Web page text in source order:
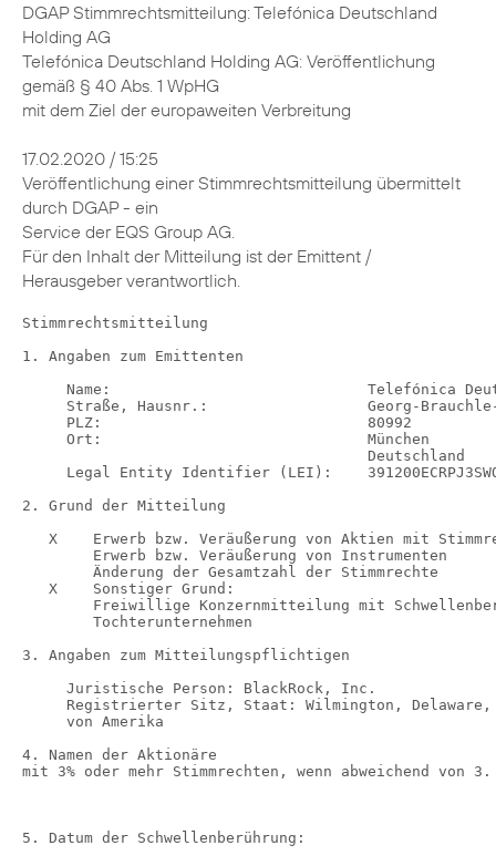
DGAP Stimmrechtsmitteilung: Telefónica Deutschland
Holding AG
Telefónica Deutschland Holding AG: Veröffentlichung
gemäß § 40 Abs. 1 WpHG
mit dem Ziel der europaweiten Verbreitung
17.02.2020 / 15:25
Veröffentlichung einer Stimmrechtsmitteilung übermittelt
durch DGAP - ein
Service der EQS Group AG.
Für den Inhalt der Mitteilung ist der Emittent /
Herausgeber verantwortlich.
Stimmrechtsmitteilung

1. Angaben zum Emittenten

     Name:                             Telefónica Deutschland Holding AG
     Straße, Hausnr.:                  Georg-Brauchle-Ring 50
     PLZ:                              80992
     Ort:                              München
                                       Deutschland
     Legal Entity Identifier (LEI):    391200ECRPJ3SWQJUM30

2. Grund der Mitteilung

   X    Erwerb bzw. Veräußerung von Aktien mit Stimmrechten
        Erwerb bzw. Veräußerung von Instrumenten
        Änderung der Gesamtzahl der Stimmrechte
   X    Sonstiger Grund:
        Freiwillige Konzernmitteilung mit Schwellenberührung nur auf Ebene
        Tochterunternehmen

3. Angaben zum Mitteilungspflichtigen

     Juristische Person: BlackRock, Inc.
     Registrierter Sitz, Staat: Wilmington, Delaware, Vereinigte Staaten
     von Amerika

4. Namen der Aktionäre
mit 3% oder mehr Stimmrechten, wenn abweichend von 3.



5. Datum der Schwellenberührung:

     11.02.2020

6. Gesamtstimmrechtsanteile

                 Anteil          Anteil  Summe Anteile    Gesamtzahl der
            Stimmrechte     Instrumente  (Summe 7.a. +  Stimmrechte nach
           (Summe 7.a.)  (Summe 7.b.1.+          7.b.)         § 41 WpHG
                                7.b.2.)
  neu            3,06 %          0,21 %         3,27 %        2974554993
  letzte         3,05 %          0,21 %         3,26 %                 /
  Mittei-
  lung

7. Einzelheiten zu den Stimmrechtsbeständen
a. Stimmrechte (§§ 33, 34 WpHG)

    ISIN            absolut                   in %
                       direkt  zugerechnet       direkt  zugerechnet
                  (§ 33 WpHG)  (§ 34 WpHG)  (§ 33 WpHG)  (§ 34 WpHG)
    DE000A1J5RX9            0     91162778          0 %       3,06 %
    Summe          91162778                  3,06 %

b.1. Instrumente i.S.d. § 38 Abs. 1 Nr. 1 WpHG

    Art des Instruments  Fälligkeit  Ausübungszeit-  Stimmrech-  Stimm-
                         / Verfall   raum /                  te  rechte
                                     Laufzeit           absolut    in %
    Rückübertragungsan-  N/A         N/A                 914717  0,03 %
    spruch aus
    Wertpapierleihe
                                     Summe               914717  0,03 %

b.2. Instrumente i.S.d. § 38 Abs. 1 Nr. 2 WpHG

    Art des     Fällig-  Ausübungs-  Barausgleich     Stimm-  Stimm-
    Instru-     keit /   zeitraum /  oder physische   rechte  rechte
    ments       Verfall  Laufzeit    Abwicklung      absolut    in %
    Contract    N/A      N/A         Bar             5266299  0,18 %
    for
    Difference
                                     Summe           5266299  0,18 %

8. Informationen in Bezug auf den Mitteilungspflichtigen

        Mitteilungspflichtiger (3.) wird weder beherrscht noch beherrscht
        Mitteilungspflichtiger andere Unternehmen, die Stimmrechte des
        Emittenten (1.) halten oder denen Stimmrechte des Emittenten
        zugerechnet werden.
   X    Vollständige Kette der Tochterunternehmen, beginnend mit der
        obersten beherrschenden Person oder dem obersten beherrschenden
        Unternehmen:

  Unternehmen                     Stimmrechte    Instrumente  Summe in %,
                                in %, wenn 3%  in %, wenn 5%      wenn 5%
                                   oder höher     oder höher   oder höher
  BlackRock, Inc.                           %              %            %
  Trident Merger LLC                        %              %            %
  BlackRock Investment                      %              %            %
  Management, LLC
  -                                         %              %            %
  BlackRock, Inc.                           %              %            %
  BlackRock Holdco 2, Inc.                  %              %            %
  BlackRock Financial                       %              %            %
  Management, Inc.
  -                                         %              %            %
  BlackRock, Inc.                           %              %            %
  BlackRock Holdco 2, Inc.                  %              %            %
  BlackRock Financial                       %              %            %
  Management, Inc.
  BlackRock Capital Holdings,               %              %            %
  Inc.
  BlackRock Advisors, LLC                   %              %            %
  -                                         %              %            %
  BlackRock, Inc.                           %              %            %
  BlackRock Holdco 2, Inc.                  %              %            %
  BlackRock Financial                       %              %            %
  Management, Inc.
  BlackRock International                   %              %            %
  Holdings, Inc.
  BR Jersey International                   %              %            %
  Holdings L.P.
  BlackRock (Singapore) Holdco              %              %            %
  Pte. Ltd.
  BlackRock (Singapore)                     %              %            %
  Limited
  -                                         %              %            %
  BlackRock, Inc.                           %              %            %
  BlackRock Holdco 2, Inc.                  %              %            %
  BlackRock Financial                       %              %            %
  Management, Inc.
  BlackRock Holdco 4, LLC                   %              %            %
  BlackRock Holdco 6, LLC                   %              %            %
  BlackRock Delaware Holdings               %              %            %
  Inc.
  BlackRock Fund Advisors                   %              %            %
  -                                         %              %            %
  BlackRock, Inc.                           %              %            %
  BlackRock Holdco 2, Inc.                  %              %            %
  BlackRock Financial                       %              %            %
  Management, Inc.
  BlackRock Holdco 4, LLC                   %              %            %
  BlackRock Holdco 6, LLC                   %              %            %
  BlackRock Delaware Holdings               %              %            %
  Inc.
  BlackRock Institutional                   %              %            %
  Trust Company, National
  Association
  -                                         %              %            %
  BlackRock, Inc.                           %              %            %
  BlackRock Holdco 2, Inc.                  %              %            %
  BlackRock Financial                       %              %            %
  Management, Inc.
  BlackRock International                   %              %            %
  Holdings, Inc.
  BR Jersey International                   %              %            %
  Holdings L.P.
  BlackRock Australia Holdco                %              %            %
  Pty. Ltd.
  BlackRock Investment                      %              %            %
  Management (Australia)
  Limited
  -                                         %              %            %
  BlackRock, Inc.                           %              %            %
  BlackRock Holdco 2, Inc.                  %              %            %
  BlackRock Financial                       %              %            %
  Management, Inc.
  BlackRock International                   %              %            %
  Holdings, Inc.
  BR Jersey International                   %              %            %
  Holdings L.P.
  BlackRock (Singapore) Holdco              %              %            %
  Pte. Ltd.
  BlackRock HK Holdco Limited               %              %            %
  BlackRock Asset Management                %              %            %
  North Asia Limited
  -                                         %              %            %
  BlackRock, Inc.                           %              %            %
  BlackRock Holdco 2, Inc.                  %              %            %
  BlackRock Financial                       %              %            %
  Management, Inc.
  BlackRock International                   %              %            %
  Holdings, Inc.
  BR Jersey International                   %              %            %
  Holdings L.P.
  BlackRock Holdco 3, LLC                   %              %            %
  BlackRock Canada Holdings LP              %              %            %
  BlackRock Canada Holdings                 %              %            %
  ULC
  BlackRock Asset Management                %              %            %
  Canada Limited
  -                                         %              %            %
  BlackRock, Inc.                           %              %            %
  BlackRock Holdco 2, Inc.                  %              %            %
  BlackRock Financial                       %              %            %
  Management, Inc.
  BlackRock International                   %              %            %
  Holdings, Inc.
  BR Jersey International                   %              %            %
  Holdings L.P.
  BlackRock (Singapore) Holdco              %              %            %
  Pte. Ltd.
  BlackRock HK Holdco Limited               %              %            %
  BlackRock Lux Finco S. a                  %              %            %
  r.l.
  BlackRock Japan Holdings GK               %              %            %
  BlackRock Japan Co., Ltd.                 %              %            %
  -                                         %              %            %
  BlackRock, Inc.                           %              %            %
  BlackRock Holdco 2, Inc.                  %              %            %
  BlackRock Financial                       %              %            %
  Management, Inc.
  BlackRock International                   %              %            %
  Holdings, Inc.
  BR Jersey International                   %              %            %
  Holdings L.P.
  BlackR